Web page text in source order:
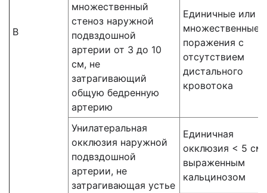
В
множественный
стеноз наружной
подвздошной
артерии от 3 до 10
см, не
затрагивающий
общую бедренную
артерию
Единичные или
множественные
поражения с
отсутствием
дистального
кровотока
Унилатеральная
окклюзия наружной
подвздошной
артерии, не
затрагивающая устье
Единичная
окклюзия < 5 см
выраженным
кальцинозом